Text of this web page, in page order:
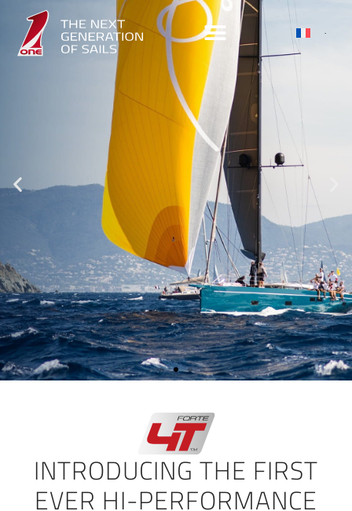
STRUCTURE
INTÉGRÉE DE
L'ENROULEUR
INTRODUCING THE FIRST
EVER HI-PERFORMANCE